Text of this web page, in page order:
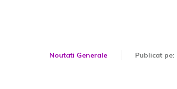
Noutati Generale Publicat pe: